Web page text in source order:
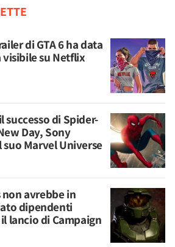
di GTA 6 ha data
visibile su Netflix
successo di Spider-
Day, Sony
Marvel Universe
avrebbe in
dipendenti
lancio di Campaign